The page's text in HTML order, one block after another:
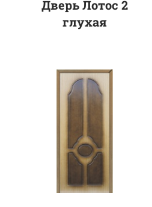
Дверь Лотос 2
глухая